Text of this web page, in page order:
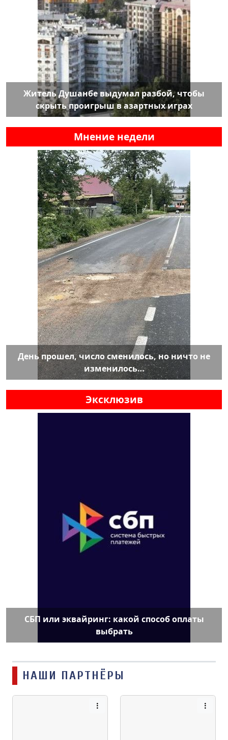
Житель Душанбе выдумал разбой, чтобы
скрыть проигрыш в азартных играх
Мнение недели
День прошел, число сменилось, но ничто не
изменилось…
Эксклюзив
СБП или эквайринг: какой способ оплаты
выбрать
НАШИ ПАРТНЁРЫ